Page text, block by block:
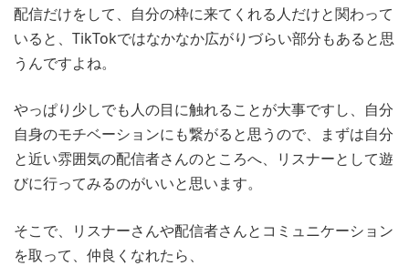
配信だけをして、自分の枠に来てくれる人だけと関わって
いると、TikTokではなかなか広がりづらい部分もあると思
うんですよね。
やっぱり少しでも人の目に触れることが大事ですし、自分
自身のモチベーションにも繋がると思うので、まずは自分
と近い雰囲気の配信者さんのところへ、リスナーとして遊
びに行ってみるのがいいと思います。
そこで、リスナーさんや配信者さんとコミュニケーション
を取って、仲良くなれたら、